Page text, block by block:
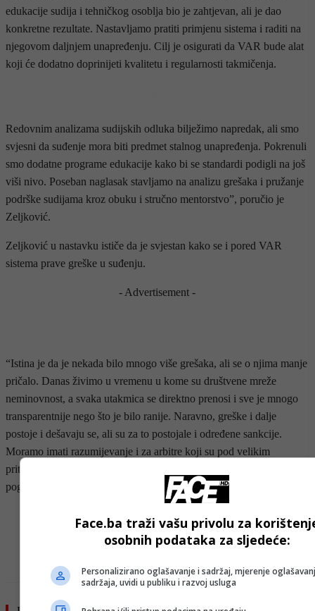
edukacije sudija i tehničkog osoblja bio je zahtjevan, ali je dao
konkretne rezultate. Nastavljamo pratiti primjenu sistema i raditi na
njegovom daljnjem unapređenju. Cilj je osigurati da VAR bude alat
koji će dodatno doprinijeti kvalitetu i regularnosti takmičenja.
Redovnim analizama sudijskih odluka bilježimo napredak, ali smo
svjesni da suđenje mora biti predmet stalnog unapređenja. Pokrenuli
smo dodatne programe edukacije kako bi se standardi podigli na još
viši nivo. Poseban naglasak stavljamo na analizu grešaka i pružanje
podrške sudijama kroz obuku i stručno mentorstvo”, poručio je
Zeljković.
Zeljković u nastavku ističe da je svjestan kako se i pored VAR
sistema prave greške u suđenju.
- Advertisement -
“Istina je da je nekada bilo mnogo više grešaka, ali se o njima manje
pričalo. Danas živimo u vremenu u kome su društvene mreže
neminovnost, a svaka utakmica se direktno prenosi i sve je mnogo
transparentnije nego što je bilo ranije. Naravno, greške i dalje
postoje i dešavaju se, ali su za to postojale i određene sankcije.
Moramo imati razumijevanje i za arbitre koji su pod velikim
pritiskom, ali generalno, mislim da nam je VAR mnogo donio u
pogledu kvaliteta suđenja i samog takmičenja”, rekao je Zeljković.
- OGLAS -
Face.ba traži vašu privolu za
osobnih podataka za sljedeće:
Personalizirano oglašavanje i sadržaj, mjerenje
sadržaja, uvidi u publiku i razvoj usluga